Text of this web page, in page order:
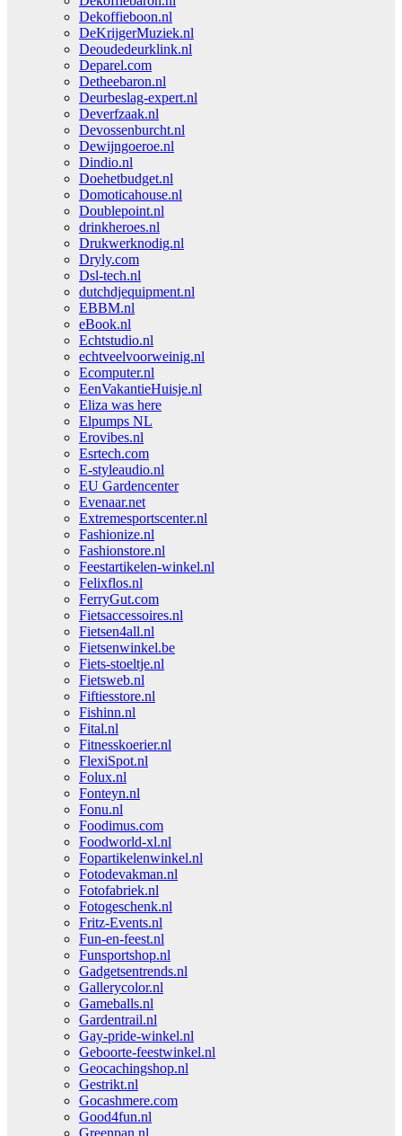
Dekoffieboon.nl
DeKrijgerMuziek.nl
Deoudedeurklink.nl
Deparel.com
Detheebaron.nl
Deurbeslag-expert.nl
Deverfzaak.nl
Devossenburcht.nl
Dewijngoeroe.nl
Dindio.nl
Doehetbudget.nl
Domoticahouse.nl
Doublepoint.nl
drinkheroes.nl
Drukwerknodig.nl
Dryly.com
Dsl-tech.nl
dutchdjequipment.nl
EBBM.nl
eBook.nl
Echtstudio.nl
echtveelvoorweinig.nl
Ecomputer.nl
EenVakantieHuisje.nl
Eliza was here
Elpumps NL
Erovibes.nl
Esrtech.com
E-styleaudio.nl
EU Gardencenter
Evenaar.net
Extremesportscenter.nl
Fashionize.nl
Fashionstore.nl
Feestartikelen-winkel.nl
Felixflos.nl
FerryGut.com
Fietsaccessoires.nl
Fietsen4all.nl
Fietsenwinkel.be
Fiets-stoeltje.nl
Fietsweb.nl
Fiftiesstore.nl
Fishinn.nl
Fital.nl
Fitnesskoerier.nl
FlexiSpot.nl
Folux.nl
Fonteyn.nl
Fonu.nl
Foodimus.com
Foodworld-xl.nl
Fopartikelenwinkel.nl
Fotodevakman.nl
Fotofabriek.nl
Fotogeschenk.nl
Fritz-Events.nl
Fun-en-feest.nl
Funsportshop.nl
Gadgetsentrends.nl
Gallerycolor.nl
Gameballs.nl
Gardentrail.nl
Gay-pride-winkel.nl
Geboorte-feestwinkel.nl
Geocachingshop.nl
Gestrikt.nl
Gocashmere.com
Good4fun.nl
Greenpan.nl